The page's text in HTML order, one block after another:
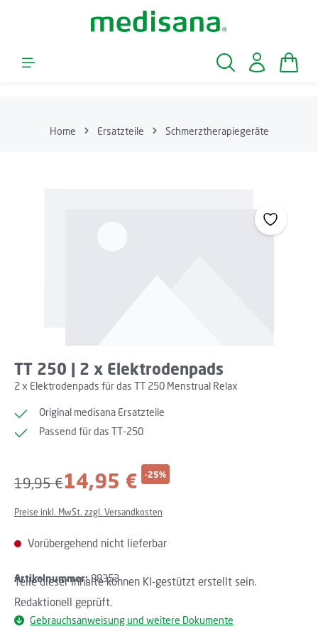
Zum Hauptinhalt springen
Home Ersatzteile Schmerztherapiegeräte
TT 250 | 2 x Elektrodenpads
2 x Elektrodenpads für das TT 250 Menstrual Relax
Original medisana Ersatzteile
Passend für das TT-250
14,95 € -25%
Regulärer Preis:
19,95 €
Preise inkl. MwSt. zzgl. Versandkosten
Vorübergehend nicht lieferbar
Artikelnummer:88353
Teile dieser Inhalte können KI-gestützt erstellt sein.
Redaktionell geprüft.
Gebrauchsanweisung und weitere Dokumente